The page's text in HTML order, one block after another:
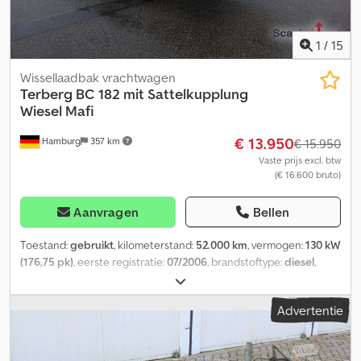
1 / 15
Hamburg 357 km
Wissellaadbak vrachtwagen
Terberg BC 182 mit Sattelkupplung
Wiesel Mafi
€ 13.950€ 15.950
Vaste prijs excl. btw
(€ 16.600 bruto)
Aanvragen Bellen
Toestand:gebruikt, kilometerstand: 52.000 km, vermogen:130 kW
(176,75 pk), eerste registratie:07/2006, brandstoftype:diesel,
, maximaal laadgewicht:
totaalgewicht:18.000 kg, bandenmaten:295/60 R22,5,
4x2 4.325 mm blauw ,
, soort overbrenging: automatisch ,
, ophanging: lucht, aantal zitplaatsen:1,
Advertentie